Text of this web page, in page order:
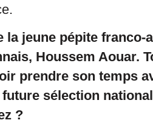
la jeune pépite franco-
Houssem Aouar.
prendre son temps
sélection
?